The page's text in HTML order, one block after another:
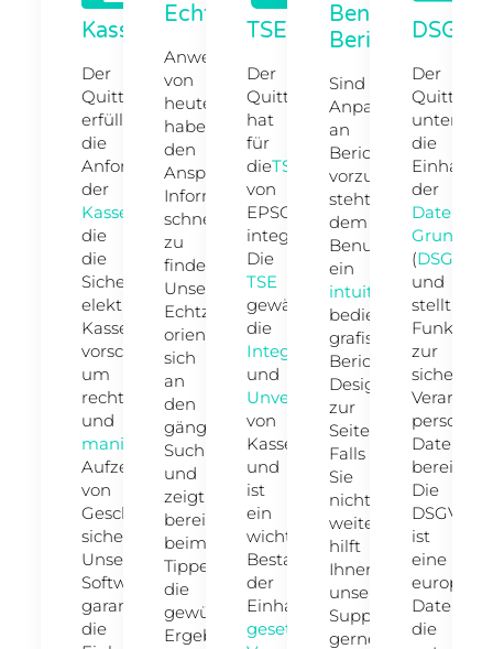
KassenSichV
Der
Quittierer
erfüllt
die
Anforderungen
der
Kassensicherungsverordnung
,
die
die
Sicherheit
elektronischer
Kassensysteme
vorschreibt,
um
rechtmäßige
und
manipulationssichere
Aufzeichnungen
von
Geschäftsvorgängen
sicherzustellen.
Unsere
Software
garantiert
die
Echtzeitsuche
Anwender
von
heute
haben
den
Anspruch,
Informationen
schnellstmöglich
zu
finden.
Unsere
Echtzeitsuche
orientiert
sich
an
den
gängigen
Suchmaschinen
und
zeigt
bereits
beim
Tippen
die
gewünschten
Ergebnisse
TSE
Der
Quittierer
hat
für
dieTSE
von
EPSON
integriert.
Die
TSE
gewährleistet
die
Integrität
und
Unveränderlichkeit
von
Kassendaten
und
ist
ein
wichtiger
Bestandteil
der
Einhaltung
gesetzlicher
Berichte
Sind
Anpassungen
an
Berichten
vorzunehmen,
steht
dem
Benutzer
ein
intuitiv
bedienbarer,
grafischer
Berichts-
Designer
zur
Seite.
Falls
Sie
nicht
weiterkommen,
hilft
Ihnen
unser
Support
gerne
DSGVO
Der
Quittierer
die
der
(DSGVO
und
stellt
zur
sicheren
Daten
bereit.
Die
DSGVO
ist
eine
die